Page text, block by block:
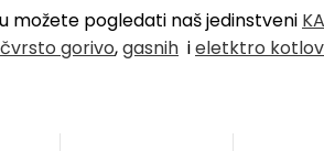
možete pogledati naš jedinstveni
gorivo,gasnih ieletktro